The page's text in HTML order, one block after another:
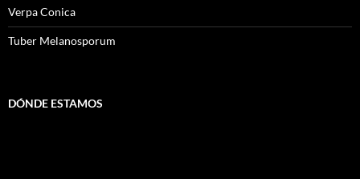
Verpa Conica
Tuber Melanosporum
DÓNDE ESTAMOS